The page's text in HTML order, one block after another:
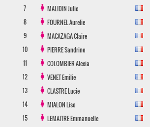
7
MALIDINJulie
8
FOURNELAurelie
9
MACAZAGAClaire
10
PIERRESandrine
11
COLOMBIERAlexia
12
VENETEmilie
13
CLASTRELucie
14
MIALONLise
15
LEMAITREEmmanuelle